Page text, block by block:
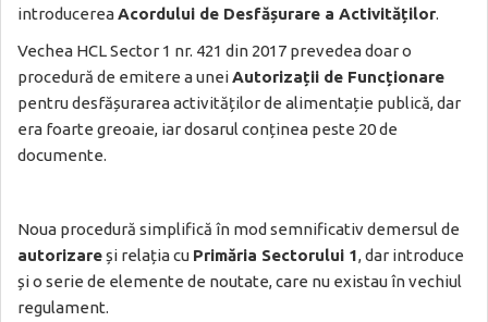
introducereaAcordului de Desfășurare a Activităților.
Vechea HCL Sector 1 nr. 421 din 2017 prevedea doar o
procedură de emitere a uneiAutorizații de Funcționare
pentru desfășurarea activităților de alimentație publică, dar
era foarte greoaie, iar dosarul conținea peste 20 de
documente.
Noua procedură simplifică în mod semnificativ demersul de
autorizareși relația cu Primăria Sectorului 1, dar introduce
și o serie de elemente de noutate, care nu existau în vechiul
regulament.